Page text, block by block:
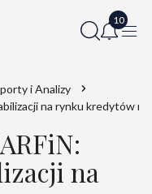
i Analizy
na rynku kredytów
na